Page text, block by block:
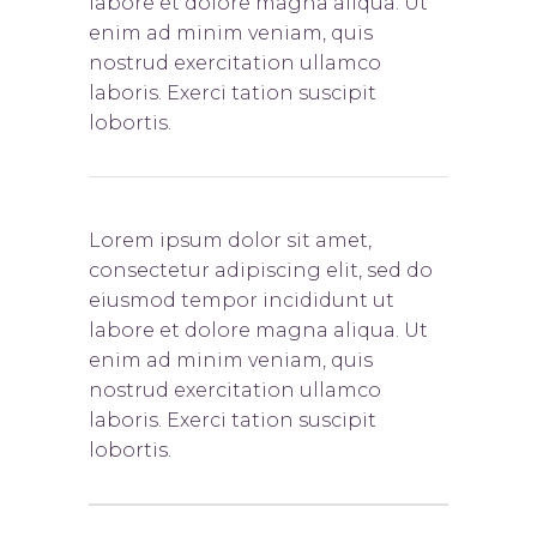
enim ad minim veniam, quis
nostrud exercitation ullamco
laboris. Exerci tation suscipit
lobortis.
Lorem ipsum dolor sit amet,
consectetur adipiscing elit, sed do
eiusmod tempor incididunt ut
labore et dolore magna aliqua. Ut
enim ad minim veniam, quis
nostrud exercitation ullamco
laboris. Exerci tation suscipit
lobortis.